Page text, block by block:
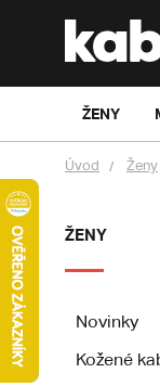
ŽENY
Úvod Ženy
ŽENY
Novinky
Kožené